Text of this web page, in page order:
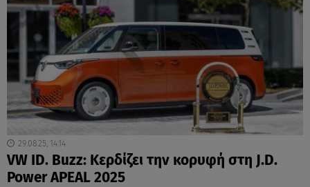
29.08.25, 14:14
VW ID. Buzz: Κερδίζει την κορυφή στη J.D.
Power APEAL 2025